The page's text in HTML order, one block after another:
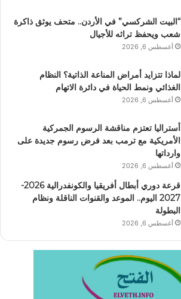
“البيت الشركسي” في الأردن.. متحف يوثق ذاكرة
شعب ويحفظ تراثه للأجيال
أغسطس 6, 2026
لماذا تتزايد أمراض المناعة الذاتية؟ النظام
الغذائي ونمط الحياة في دائرة الاتهام
أغسطس 6, 2026
أستراليا تعتزم مناقشة الرسوم الجمركية
الأمريكية مع ترمب بعد فرض رسوم جديدة على
وارداتها
أغسطس 6, 2026
قرعة دوري أبطال أفريقيا والكونفدرالية 2026-
2027 اليوم.. الموعد والقنوات الناقلة ونظام
البطولة
أغسطس 6, 2026